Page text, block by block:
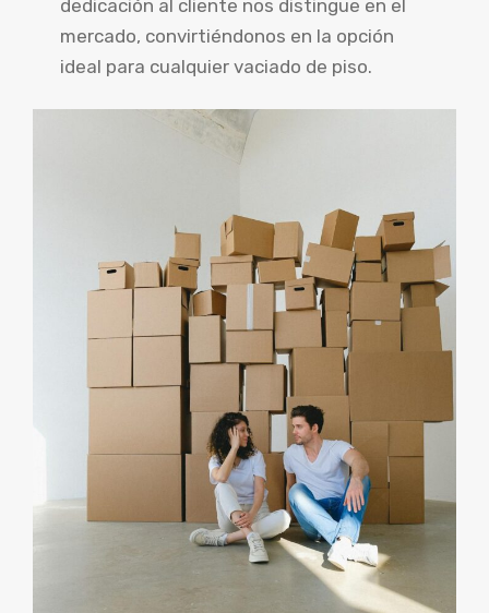
dedicación al cliente nos distingue en el
mercado, convirtiéndonos en la opción
ideal para cualquier vaciado de piso.